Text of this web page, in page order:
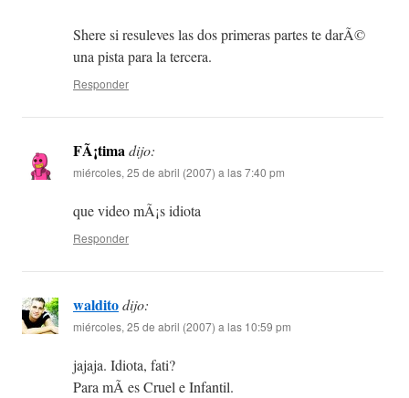
Shere si resuleves las dos primeras partes te darÃ©
una pista para la tercera.
Responder
FÃ¡timadijo:
miércoles, 25 de abril (2007) a las 7:40 pm
que video mÃ¡s idiota
Responder
walditodijo:
miércoles, 25 de abril (2007) a las 10:59 pm
jajaja. Idiota, fati?
Para mÃ­ es Cruel e Infantil.